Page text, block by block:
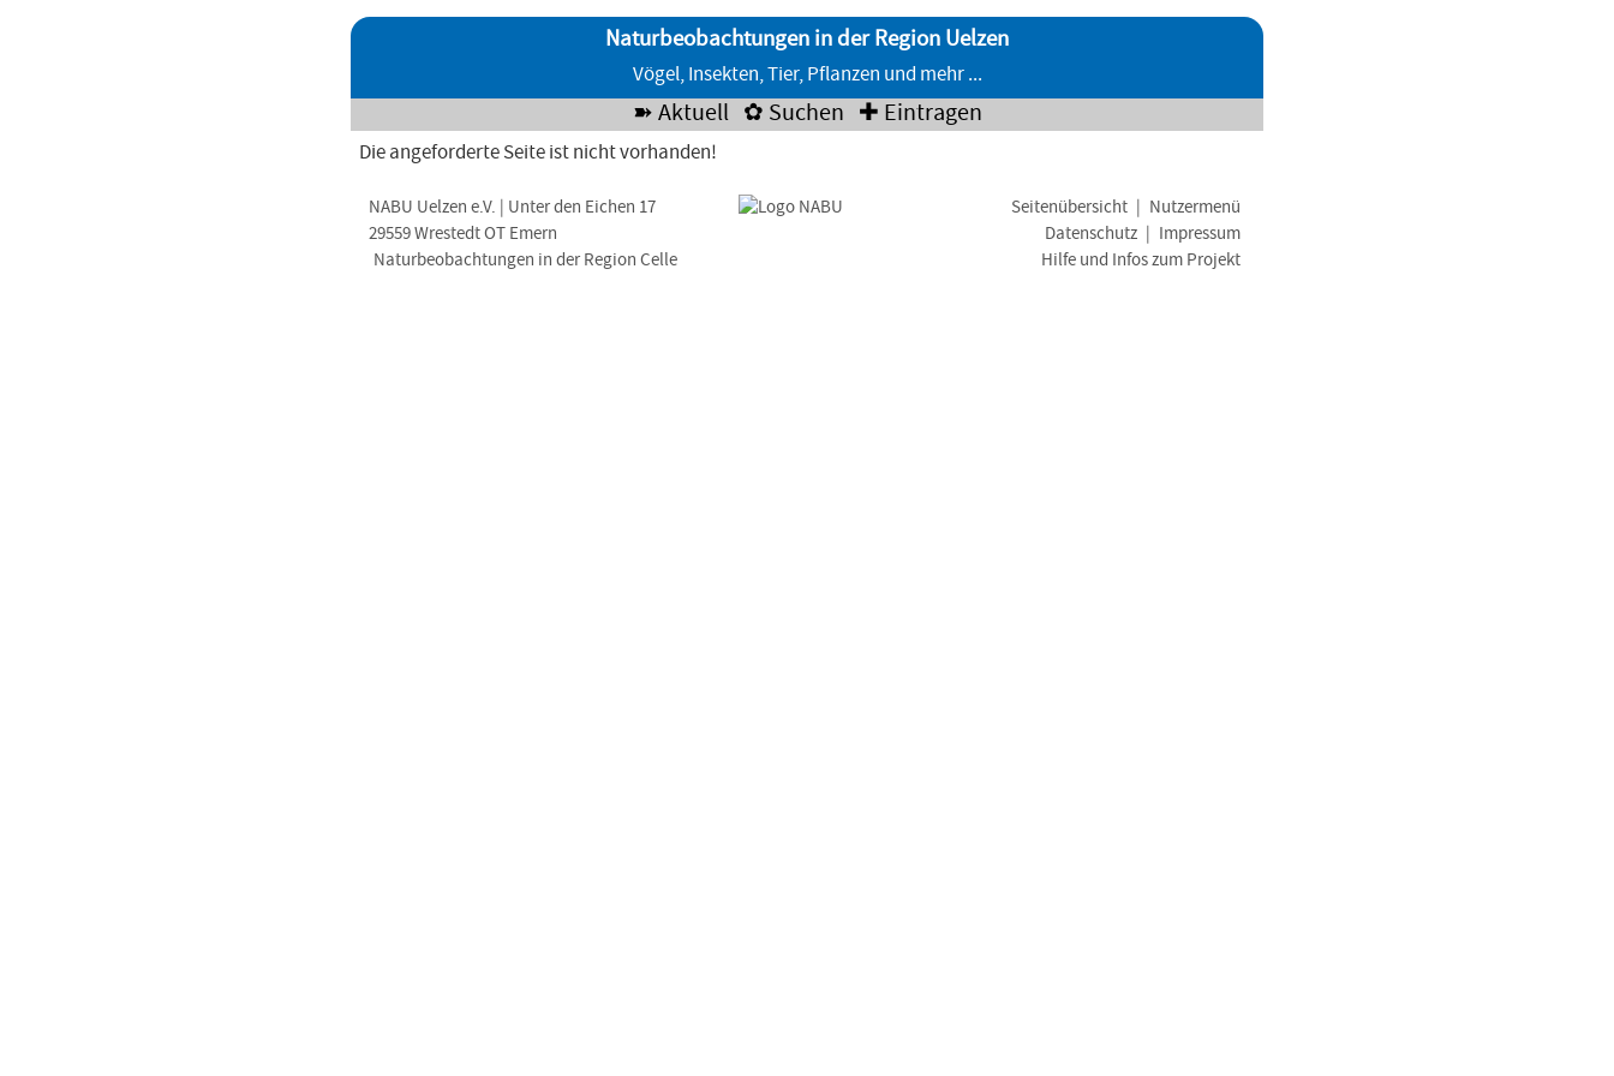
Naturbeobachtungen in der Region Uelzen
Vögel, Insekten, Tier, Pflanzen und mehr ...
➽ Aktuell ✿ Suchen ✚ Eintragen
Die angeforderte Seite ist nicht vorhanden!
NABU Uelzen e.V. | Unter den Eichen 17
29559 Wrestedt OT Emern
Naturbeobachtungen in der Region Celle
Seitenübersicht
Nutzermenü
Datenschutz
Impressum
Hilfe und Infos zum Projekt